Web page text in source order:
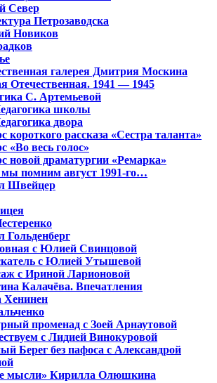
Север
Петрозаводска
Новиков
галерея Дмитрия Москина
Отечественная. 1941 — 1945
С. Артемьевой
школы
двора
короткого рассказа «Сестра таланта»
«Во весь голос»
новой драматургии «Ремарка»
помним август 1991-го…
Швейцер
Гольденберг
с Юлией Свинцовой
с Юлией Утышевой
с Ириной Ларионовой
Калачёва. Впечатления
Хенинен
променад с Зоей Арнаутовой
с Лидией Винокуровой
Берег без пафоса с Александрой
мысли» Кирилла Олюшкина